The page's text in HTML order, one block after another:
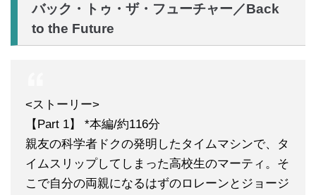
バック・トゥ・ザ・フューチャー／Back
to the Future
<ストーリー>
【Part 1】 *本編/約116分
親友の科学者ドクの発明したタイムマシンで、タ
イムスリップしてしまった高校生のマーティ。そ
こで自分の両親になるはずのロレーンとジョージ